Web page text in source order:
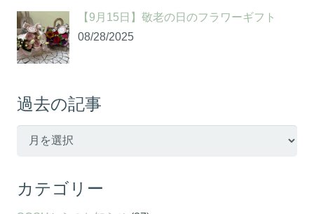
【9月15日】敬老の日のフラワーギフト
08/28/2025
過去の記事
記
カテゴリー